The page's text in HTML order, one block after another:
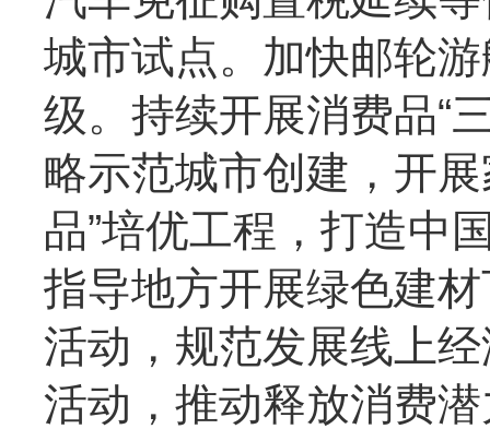
城市试点。加快邮轮
级。持续开展消费品“
略示范城市创建，开
品”培优工程，打造中
指导地方开展绿色建
活动，规范发展线上
活动，推动释放消费